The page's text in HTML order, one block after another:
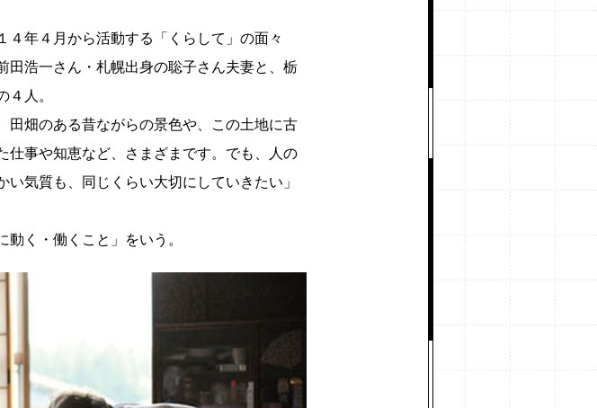
年４月から活動する「くらして」の面々
田浩一さん・札幌出身の聡子さん夫妻と、栃
４人。
田畑のある昔ながらの景色や、この土地に古
仕事や知恵など、さまざまです。でも、人の
気質も、同じくらい大切にしていきたい」
動く・働くこと」をいう。